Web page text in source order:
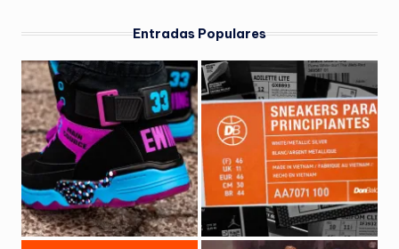
Entradas Populares